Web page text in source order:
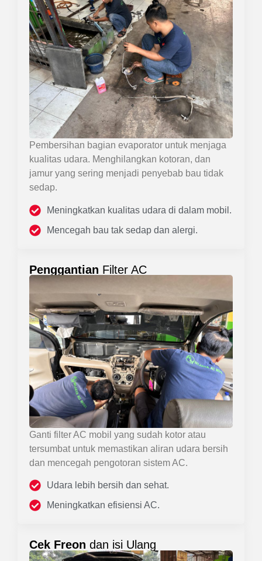
Pembersihan bagian evaporator untuk menjaga
kualitas udara. Menghilangkan kotoran, dan
jamur yang sering menjadi penyebab bau tidak
sedap.
Meningkatkan kualitas udara di dalam mobil.
Mencegah bau tak sedap dan alergi.
Penggantian Filter AC
Ganti filter AC mobil yang sudah kotor atau
tersumbat untuk memastikan aliran udara bersih
dan mencegah pengotoran sistem AC.
Udara lebih bersih dan sehat.
Meningkatkan efisiensi AC.
Cek Freon dan isi Ulang